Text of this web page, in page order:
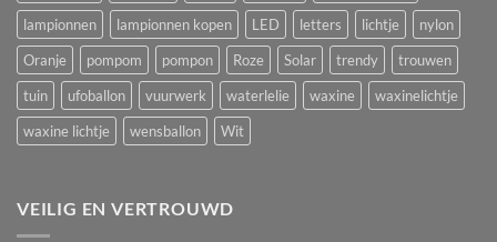
lampionnen
lampionnen kopen LED letters lichtje
nylon
Oranje
pompom pompon Roze Solar trendy
trouwen
tuin
ufoballon vuurwerk waterlelie waxine
waxinelichtje
waxine lichtje
wensballon Wit
VEILIG EN VERTROUWD